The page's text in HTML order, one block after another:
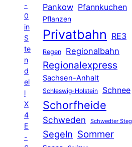
-
0
in
S
te
n
d
el
l
X
4
E
-
Pankow Pfannkuchen
Pflanzen
Privatbahn RE3
Regen Regionalbahn
Regionalexpress
Sachsen-Anhalt
Schleswig-Holstein Schnee
Schorfheide
Schweden Schwedter Steg
Segeln Sommer